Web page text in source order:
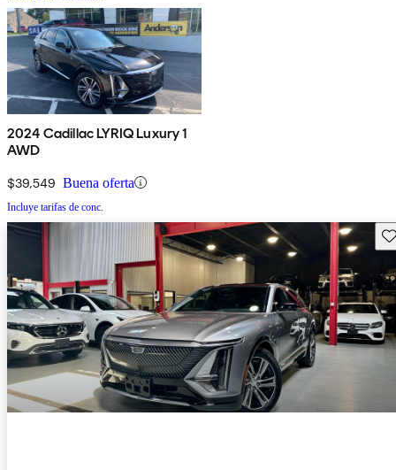
2024 Cadillac LYRIQ Luxury 1
AWD
$39,549 Buena oferta
Incluye tarifas de conc.